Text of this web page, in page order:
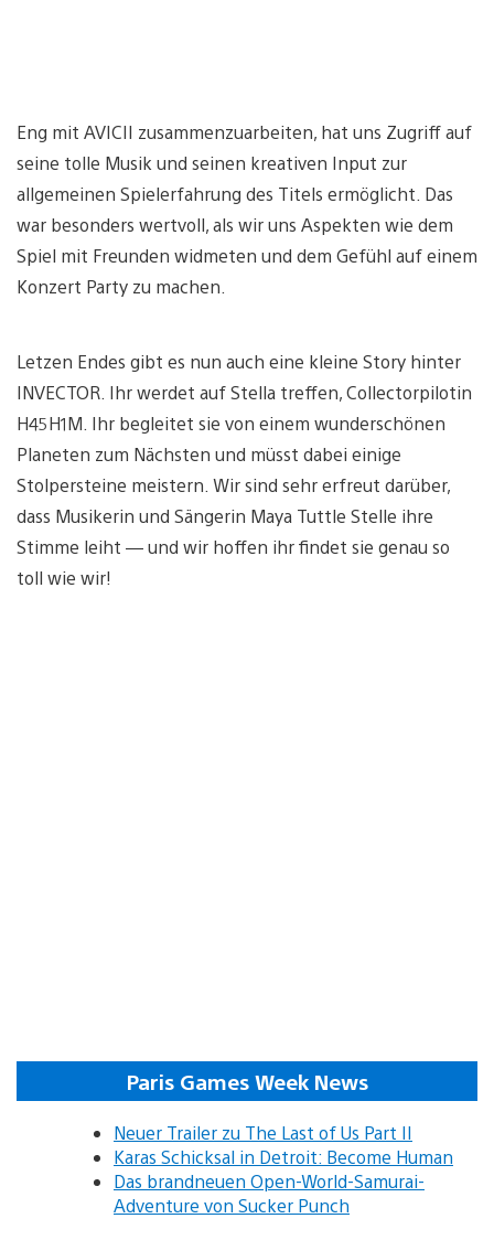
Eng mit AVICII zusammenzuarbeiten, hat uns Zugriff auf
seine tolle Musik und seinen kreativen Input zur
allgemeinen Spielerfahrung des Titels ermöglicht. Das
war besonders wertvoll, als wir uns Aspekten wie dem
Spiel mit Freunden widmeten und dem Gefühl auf einem
Konzert Party zu machen.
Letzen Endes gibt es nun auch eine kleine Story hinter
INVECTOR. Ihr werdet auf Stella treffen, Collectorpilotin
H45H1M. Ihr begleitet sie von einem wunderschönen
Planeten zum Nächsten und müsst dabei einige
Stolpersteine meistern. Wir sind sehr erfreut darüber,
dass Musikerin und Sängerin Maya Tuttle Stelle ihre
Stimme leiht — und wir hoffen ihr findet sie genau so
toll wie wir!
Paris Games Week News
Neuer Trailer zu The Last of Us Part II
Karas Schicksal in Detroit: Become Human
Das brandneuen Open-World-Samurai-
Adventure von Sucker Punch